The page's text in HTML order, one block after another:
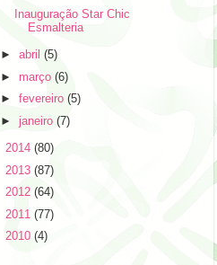
Inauguração Star Chic
Esmalteria
►abril(5)
► março(6)
►fevereiro(5)
► janeiro(7)
2014 (80)
2013 (87)
2012 (64)
2011 (77)
2010 (4)